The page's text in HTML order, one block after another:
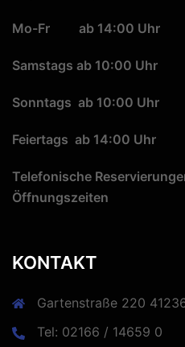
Mo-Fr ab 14:00 Uhr
Samstags ab 10:00 Uhr
Sonntags ab 10:00 Uhr
Feiertags ab 14:00 Uhr
Telefonische
Öffnungszeiten
KONTAKT
Gartenstraße 220
Tel: 02166 / 14659 0